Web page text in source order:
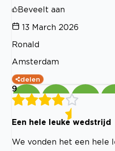
Beveelt aan
13 March 2026
Ronald
Amsterdam
delen
9
Een hele leuke wedstrijd
We vonden het een hele